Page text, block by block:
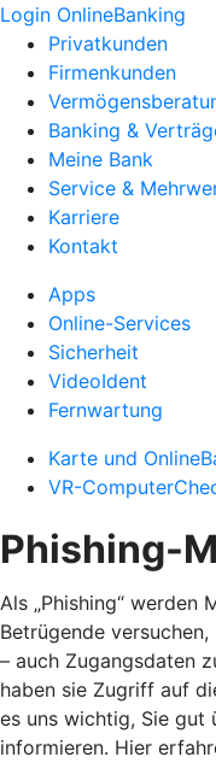
Login OnlineBanking
Privatkunden
Firmenkunden
Banking &
Meine Bank
Service &
Karriere
Kontakt
Apps
Online-Services
Sicherheit
VideoIdent
Fernwartung
Karte und
VR-
Phishing-
Als „Phishing“ werden
Betrügende
– auch Zugangsdaten
haben sie Zugriff auf
es uns wichtig, Sie gut
informieren. Hier